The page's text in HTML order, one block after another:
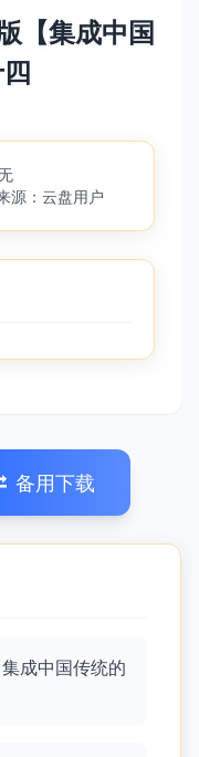
【集成中国
源：云盘用户
备用下载
成中国传统的